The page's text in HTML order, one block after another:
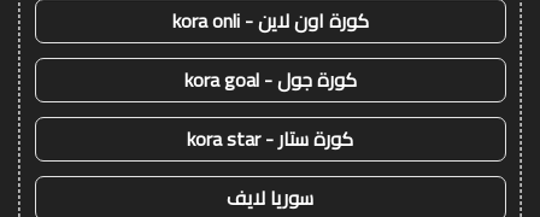
كورة اون لاين - kora onli
كورة جول - kora goal
كورة ستار - kora star
سوريا لايف